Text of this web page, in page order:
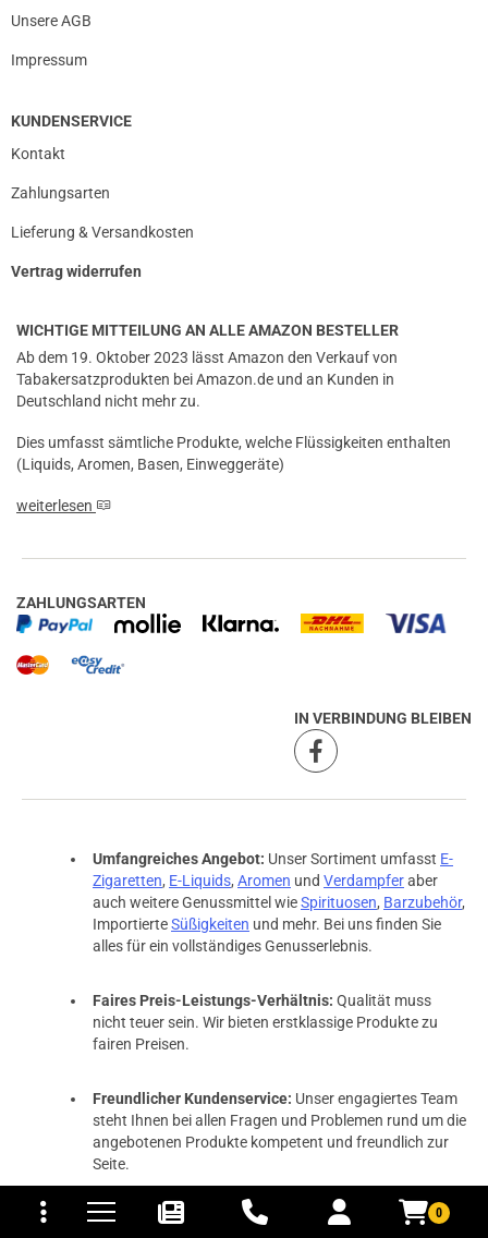
0
und Versandkosten
Unsere AGB
Impressum
KUNDENSERVICE
Kontakt
Zahlungsarten
Lieferung & Versandkosten
Vertrag widerrufen
WICHTIGE MITTEILUNG AN ALLE AMAZON BESTELLER
Ab dem 19. Oktober 2023 lässt Amazon den Verkauf von
Tabakersatzprodukten bei Amazon.de und an Kunden in
Deutschland nicht mehr zu.
Dies umfasst sämtliche Produkte, welche Flüssigkeiten enthalten
(Liquids, Aromen, Basen, Einweggeräte)
weiterlesen
ZAHLUNGSARTEN
IN VERBINDUNG BLEIBEN
Umfangreiches Angebot: Unser Sortiment umfasst E-
Zigaretten, E-Liquids, Aromen und Verdampferaber
auch weitere Genussmittel wieSpirituosen, Barzubehör,
ImportierteSüßigkeiten und mehr. Bei uns finden Sie
alles für ein vollständiges Genusserlebnis.
Faires Preis-Leistungs-Verhältnis: Qualität muss
nicht teuer sein. Wir bieten erstklassige Produkte zu
fairen Preisen.
Freundlicher Kundenservice: Unser engagiertes Team
steht Ihnen bei allen Fragen und Problemen rund um die
angebotenen Produkte kompetent und freundlich zur
Seite.
Kostenlose Rücksendung:
Ihre Zufriedenheit ist unser